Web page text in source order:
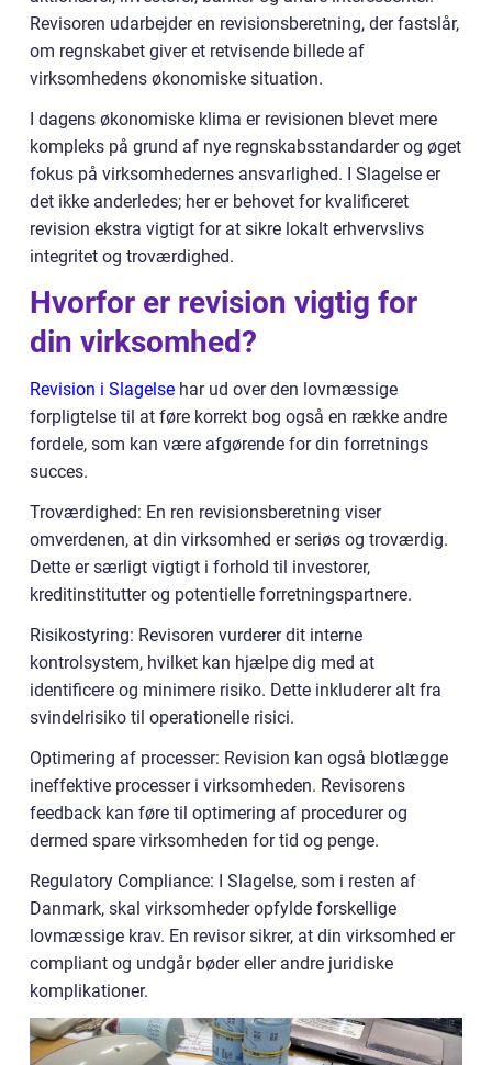
Revisoren udarbejder en revisionsberetning, der fastslår,
om regnskabet giver et retvisende billede af
virksomhedens økonomiske situation.
I dagens økonomiske klima er revisionen blevet mere
kompleks på grund af nye regnskabsstandarder og øget
fokus på virksomhedernes ansvarlighed. I Slagelse er
det ikke anderledes; her er behovet for kvalificeret
revision ekstra vigtigt for at sikre lokalt erhvervslivs
integritet og troværdighed.
Hvorfor er revision vigtig for
din virksomhed?
Revision i Slagelse har ud over den lovmæssige
forpligtelse til at føre korrekt bog også en række andre
fordele, som kan være afgørende for din forretnings
succes.
Troværdighed: En ren revisionsberetning viser
omverdenen, at din virksomhed er seriøs og troværdig.
Dette er særligt vigtigt i forhold til investorer,
kreditinstitutter og potentielle forretningspartnere.
Risikostyring: Revisoren vurderer dit interne
kontrolsystem, hvilket kan hjælpe dig med at
identificere og minimere risiko. Dette inkluderer alt fra
svindelrisiko til operationelle risici.
Optimering af processer: Revision kan også blotlægge
ineffektive processer i virksomheden. Revisorens
feedback kan føre til optimering af procedurer og
dermed spare virksomheden for tid og penge.
Regulatory Compliance: I Slagelse, som i resten af
Danmark, skal virksomheder opfylde forskellige
lovmæssige krav. En revisor sikrer, at din virksomhed er
compliant og undgår bøder eller andre juridiske
komplikationer.